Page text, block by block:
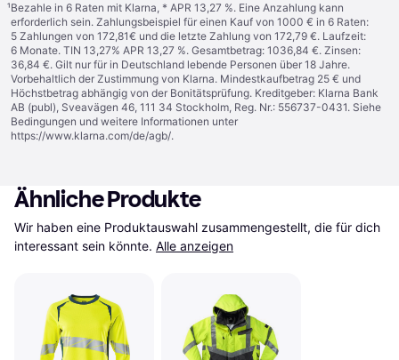
¹Bezahle in 6 Raten mit Klarna, * APR 13,27 %. Eine Anzahlung kann
erforderlich sein. Zahlungsbeispiel für einen Kauf von 1000 € in 6 Raten:
5 Zahlungen von 172,81€ und die letzte Zahlung von 172,79 €. Laufzeit:
6 Monate. TIN 13,27% APR 13,27 %. Gesamtbetrag: 1036,84 €. Zinsen:
36,84 €. Gilt nur für in Deutschland lebende Personen über 18 Jahre.
Vorbehaltlich der Zustimmung von Klarna. Mindestkaufbetrag 25 € und
Höchstbetrag abhängig von der Bonitätsprüfung. Kreditgeber: Klarna Bank
AB (publ), Sveavägen 46, 111 34 Stockholm, Reg. Nr.: 556737-0431. Siehe
Bedingungen und weitere Informationen unter
https://www.klarna.com/de/agb/.
Ähnliche Produkte
Wir haben eine Produktauswahl zusammengestellt, die für dich
interessant sein könnte. Alle anzeigen